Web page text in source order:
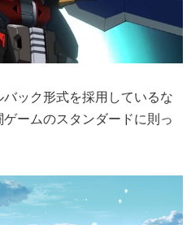
ック形式を採用しているな
ームのスタンダードに則っ